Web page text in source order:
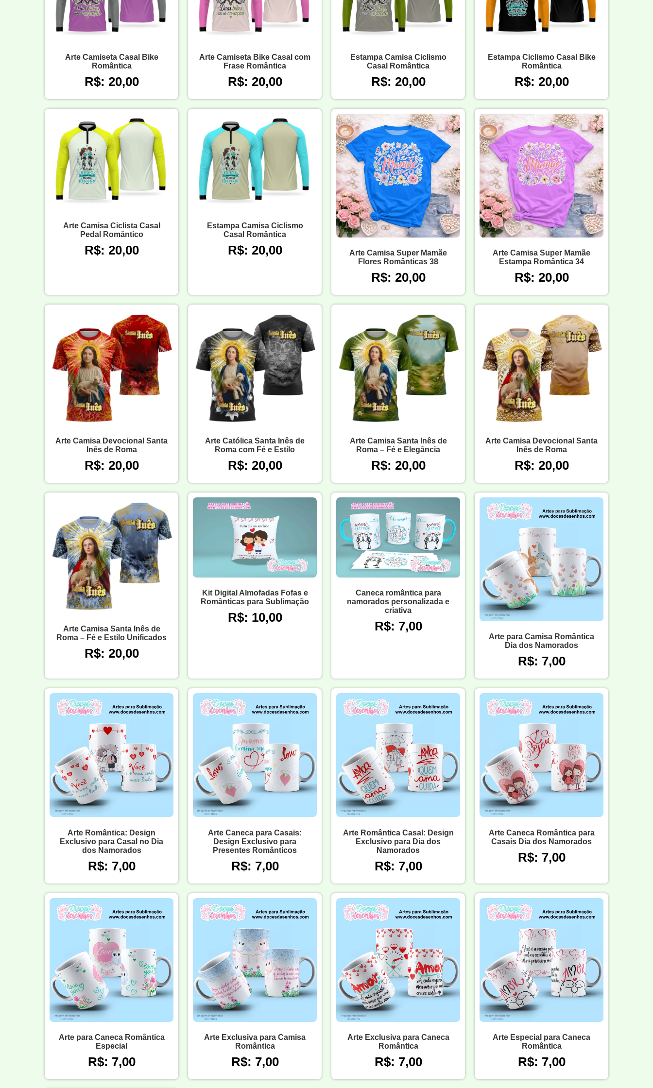
Arte Camiseta Casal Bike
Romântica
R$: 20,00
Arte Camiseta Bike Casal com
Frase Romântica
R$: 20,00
Estampa Camisa Ciclismo
Casal Romântica
R$: 20,00
Estampa Ciclismo Casal Bike
Romântica
R$: 20,00
Arte Camisa Ciclista Casal
Pedal Romântico
R$: 20,00
Estampa Camisa Ciclismo
Casal Romântica
R$: 20,00
Arte Camisa Super Mamãe
Flores Românticas 38
R$: 20,00
Arte Camisa Super Mamãe
Estampa Romântica 34
R$: 20,00
Arte Camisa Devocional Santa
Inês de Roma
R$: 20,00
Arte Católica Santa Inês de
Roma com Fé e Estilo
R$: 20,00
Arte Camisa Santa Inês de
Roma – Fé e Elegância
R$: 20,00
Arte Camisa Devocional Santa
Inês de Roma
R$: 20,00
Arte Camisa Santa Inês de
Roma – Fé e Estilo Unificados
R$: 20,00
Kit Digital Almofadas Fofas e
Românticas para Sublimação
R$: 10,00
Caneca romântica para
namorados personalizada e
criativa
R$: 7,00
Arte para Camisa Romântica
Dia dos Namorados
R$: 7,00
Arte Romântica: Design
Exclusivo para Casal no Dia
dos Namorados
R$: 7,00
Arte Caneca para Casais:
Design Exclusivo para
Presentes Românticos
R$: 7,00
Arte Romântica Casal: Design
Exclusivo para Dia dos
Namorados
R$: 7,00
Arte Caneca Romântica para
Casais Dia dos Namorados
R$: 7,00
Arte para Caneca Romântica
Especial
R$: 7,00
Arte Exclusiva para Camisa
Romântica
R$: 7,00
Arte Exclusiva para Caneca
Romântica
R$: 7,00
Arte Especial para Caneca
Romântica
R$: 7,00